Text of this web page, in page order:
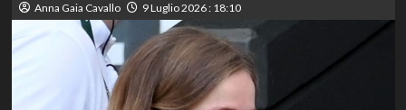
Anna Gaia Cavallo 9 Luglio 2026 : 18:10